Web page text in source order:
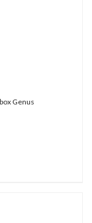
Genus